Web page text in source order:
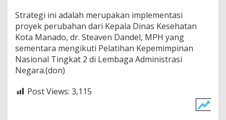
Strategi ini adalah merupakan implementasi
proyek perubahan dari Kepala Dinas Kesehatan
Kota Manado, dr. Steaven Dandel, MPH yang
sementara mengikuti Pelatihan Kepemimpinan
Nasional Tingkat 2 di Lembaga Administrasi
Negara.(don)
Post Views: 3,115